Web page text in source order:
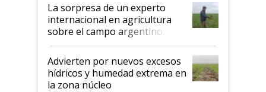
La sorpresa de un experto
internacional en agricultura
sobre el campo argentino:
"Estoy muy impresionado"
Advierten por nuevos excesos
hídricos y humedad extrema en
la zona núcleo